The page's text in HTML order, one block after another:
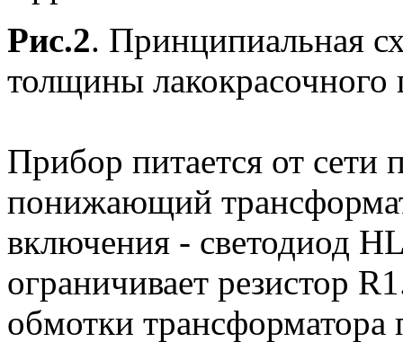
Рис.2. Принципиальная
толщины
Прибор питается от сети
понижающий
включения - светодиод
ограничивает резистор
обмотки трансформатора